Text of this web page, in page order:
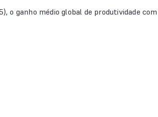
o ganho médio global de produtividade